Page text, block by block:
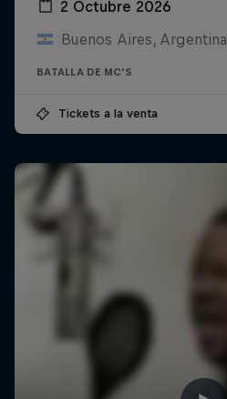
2 Octubre 2026
Buenos Aires, Argentina
BATALLA DE MC'S
Tickets a la venta